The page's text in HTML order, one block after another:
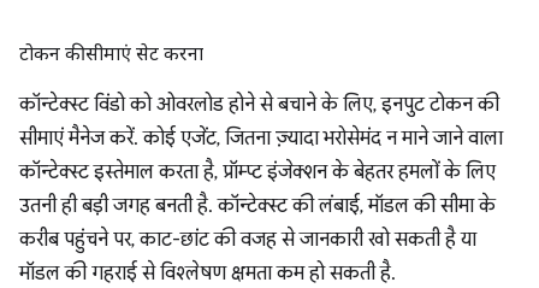
टोकन की सीमाएं सेट करना
कॉन्टेक्स्ट विंडो को ओवरलोड होने से बचाने के लिए, इनपुट टोकन की
सीमाएं मैनेज करें. कोई एजेंट, जितना ज़्यादा भरोसेमंद न माने जाने वाला
कॉन्टेक्स्ट इस्तेमाल करता है, प्रॉम्प्ट इंजेक्शन के बेहतर हमलों के लिए
उतनी ही बड़ी जगह बनती है. कॉन्टेक्स्ट की लंबाई, मॉडल की सीमा के
करीब पहुंचने पर, काट-छांट की वजह से जानकारी खो सकती है या
मॉडल की गहराई से विश्लेषण क्षमता कम हो सकती है.